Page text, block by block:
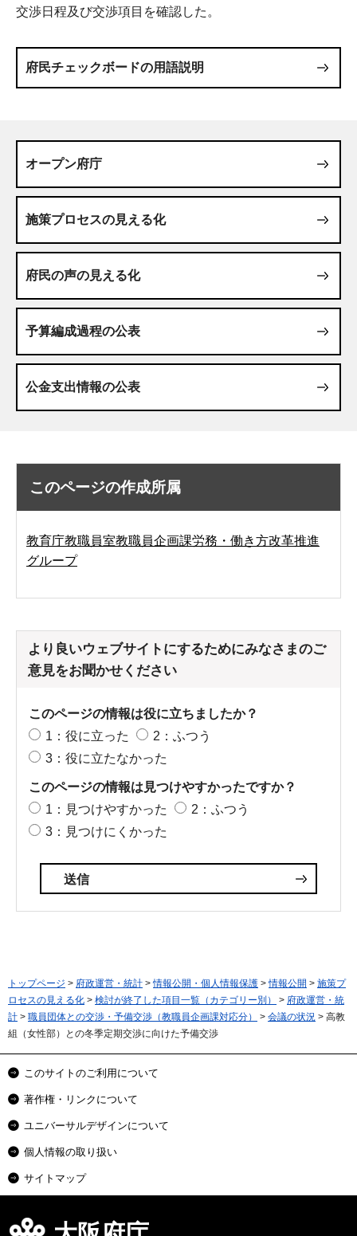
交渉日程及び交渉項目を確認した。
府民チェックボードの用語説明
オープン府庁
施策プロセスの見える化
府民の声の見える化
予算編成過程の公表
公金支出情報の公表
このページの作成所属
教育庁教職員室教職員企画課労務・働き方改革推進
グループ
より良いウェブサイトにするためにみなさまのご
意見をお聞かせください
このページの情報は役に立ちましたか？
1：役に立った
2：ふつう
3：役に立たなかった
このページの情報は見つけやすかったですか？
1：見つけやすかった
2：ふつう
3：見つけにくかった
トップページ > 府政運営・統計 >情報公開・個人情報保護 >情報公開 > 施策プ
ロセスの見える化 > 検討が終了した項目一覧（カテゴリー別） > 府政運営・統
計 > 職員団体との交渉・予備交渉（教職員企画課対応分） > 会議の状況 > 高教
組（女性部）との冬季定期交渉に向けた予備交渉
このサイトのご利用について
著作権・リンクについて
ユニバーサルデザインについて
個人情報の取り扱い
サイトマップ